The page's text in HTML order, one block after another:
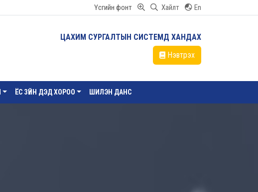
Үсгийн фонт Хайлт En
ЦАХИМ СУРГАЛТЫН СИСТЕМД ХАНДАХ
Нэвтрэх
ЁС ЗҮЙН ДЭД ХОРОО ШИЛЭН ДАНС